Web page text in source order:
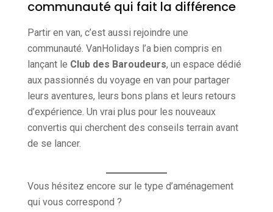
communauté qui fait la différence
Partir en van, c’est aussi rejoindre une
communauté. VanHolidays l’a bien compris en
lançant le Club des Baroudeurs, un espace dédié
aux passionnés du voyage en van pour partager
leurs aventures, leurs bons plans et leurs retours
d’expérience. Un vrai plus pour les nouveaux
convertis qui cherchent des conseils terrain avant
de se lancer.
Vous hésitez encore sur le type d’aménagement
qui vous correspond ?